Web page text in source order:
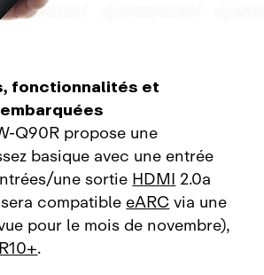
fonctionnalités et
propose une
basique avec une entrée
une sortieHDMI2.0a
compatibleeARCvia une
pour le mois de novembre),
.